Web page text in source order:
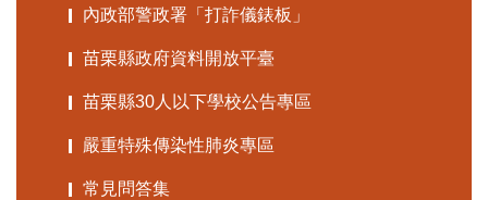
內政部警政署「打詐儀錶板」
苗栗縣政府資料開放平臺
苗栗縣30人以下學校公告專區
嚴重特殊傳染性肺炎專區
常見問答集